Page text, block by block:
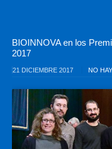
BIOINNOVA en los
2017
21 DICIEMBRE 2017 NO